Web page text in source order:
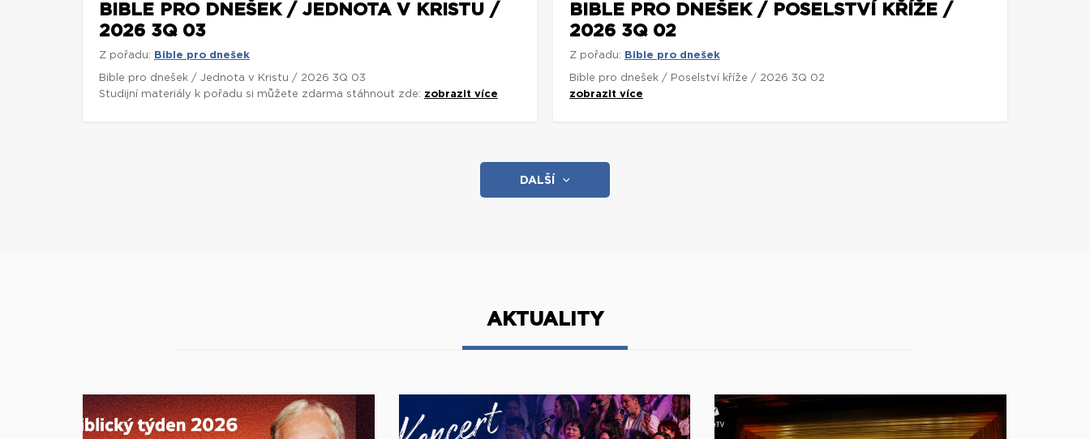
BIBLE PRO DNEŠEK / JEDNOTA V KRISTU /
2026 3Q 03
Z pořadu: Bible pro dnešek
Bible pro dnešek / Jednota v Kristu / 2026 3Q 03
Studijní materiály k pořadu si můžete zdarma stáhnout zde: zobrazit více
BIBLE PRO DNEŠEK / POSELSTVÍ KŘÍŽE /
2026 3Q 02
Z pořadu: Bible pro dnešek
Bible pro dnešek / Poselství kříže / 2026 3Q 02
zobrazit více
DALŠÍ
AKTUALITY